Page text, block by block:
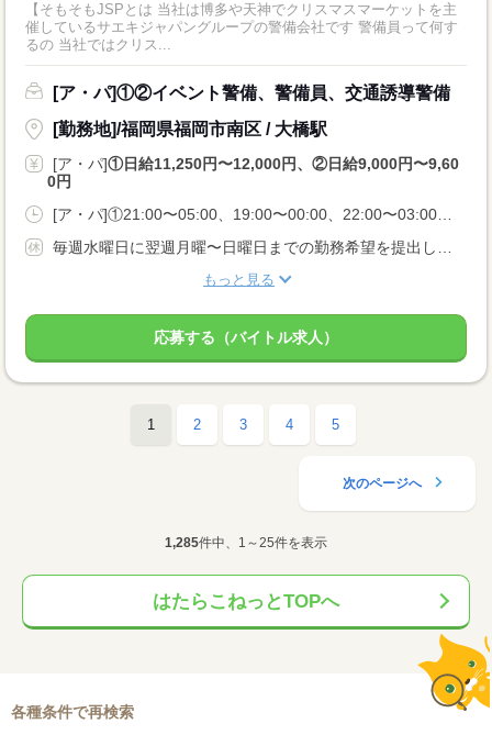
【そもそもJSPとは 当社は博多や天神でクリスマスマーケットを主
催しているサエキジャパングループの警備会社です 警備員って何す
るの 当社ではクリス...
[ア・パ]①②イベント警備、警備員、交通誘導警備
[勤務地]/福岡県福岡市南区 / 大橋駅
[ア・パ]①日給11,250円〜12,000円、②日給9,000円〜9,60
0円
もっと見る
応募する（バイトル求人）
1 2 3 4 5
次のページへ
1,285件中、1～25件を表示
はたらこねっとTOPへ
各種条件で再検索